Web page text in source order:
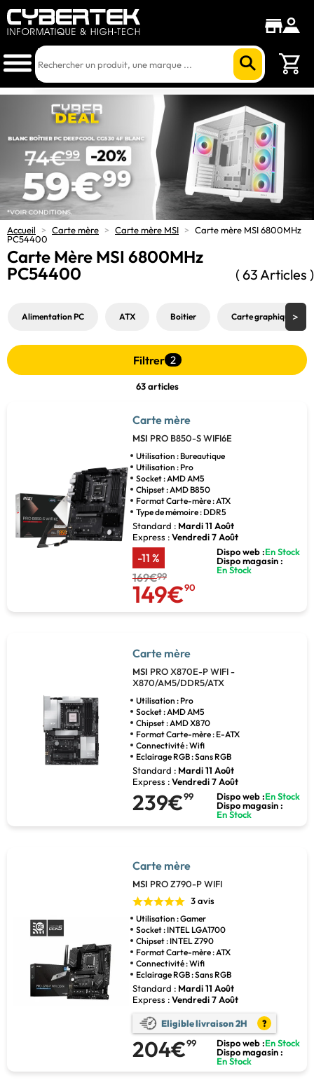
Accueil > Carte mère > Carte mère MSI > Carte mère MSI 6800MHz
PC54400
Carte Mère MSI 6800MHz
PC54400
( 63 Articles )
Alimentation PC ATX Boitier Carte graphique
Filtrer 2
63 articles
Carte mère
MSI PRO B850-S WIFI6E
Utilisation : Bureautique
Utilisation : Pro
Socket : AMD AM5
Chipset : AMD B850
Format Carte-mère : ATX
Type de mémoire : DDR5
Standard : Mardi 11 Août
Express :Vendredi 7 Août
-11 %
169€99
149€90
Dispo web :En Stock
Dispo magasin :
En Stock
Carte mère
MSI PRO X870E-P WIFI -
X870/AM5/DDR5/ATX
Utilisation : Pro
Socket : AMD AM5
Chipset : AMD X870
Format Carte-mère : E-ATX
Connectivité : Wifi
Eclairage RGB : Sans RGB
Standard : Mardi 11 Août
Express :Vendredi 7 Août
239€99 Dispo web :En Stock
Dispo magasin :
En Stock
Carte mère
MSI PRO Z790-P WIFI
3 avis
Utilisation : Gamer
Socket : INTEL LGA1700
Chipset : INTEL Z790
Format Carte-mère : ATX
Connectivité : Wifi
Eclairage RGB : Sans RGB
Standard : Mardi 11 Août
Express :Vendredi 7 Août
Eligible livraison 2H ?
204€99 Dispo web :En Stock
Dispo magasin :
En Stock